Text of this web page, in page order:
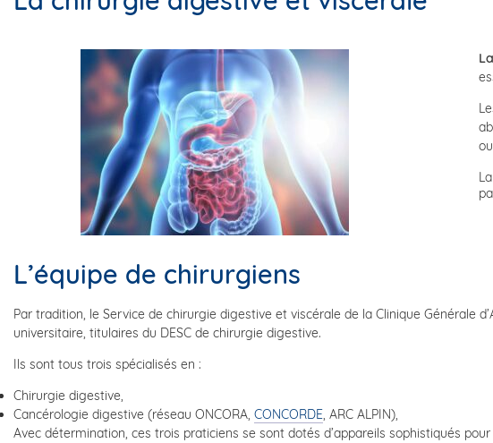
L’équipe de chirurgiens
Par tradition, le Service de chirurgie digestive et viscérale de la Clinique Générale
universitaire, titulaires du DESC de chirurgie digestive.
Ils sont tous trois spécialisés en :
Chirurgie digestive,
Cancérologie digestive (réseau ONCORA, CONCORDE, ARC ALPIN),
Avec détermination, ces trois praticiens se sont dotés d’appareils sophistiqués